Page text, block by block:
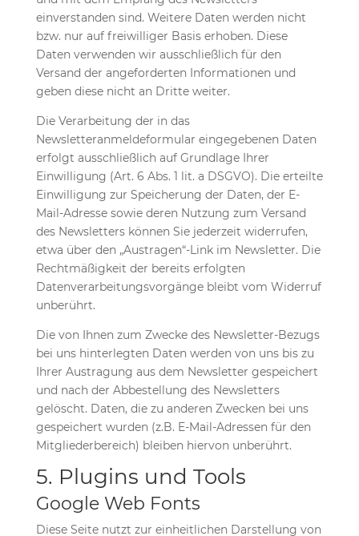
einverstanden sind. Weitere Daten werden nicht
bzw. nur auf freiwilliger Basis erhoben. Diese
Daten verwenden wir ausschließlich für den
Versand der angeforderten Informationen und
geben diese nicht an Dritte weiter.
Die Verarbeitung der in das
Newsletteranmeldeformular eingegebenen Daten
erfolgt ausschließlich auf Grundlage Ihrer
Einwilligung (Art. 6 Abs. 1 lit. a DSGVO). Die erteilte
Einwilligung zur Speicherung der Daten, der E-
Mail-Adresse sowie deren Nutzung zum Versand
des Newsletters können Sie jederzeit widerrufen,
etwa über den „Austragen“-Link im Newsletter. Die
Rechtmäßigkeit der bereits erfolgten
Datenverarbeitungsvorgänge bleibt vom Widerruf
unberührt.
Die von Ihnen zum Zwecke des Newsletter-Bezugs
bei uns hinterlegten Daten werden von uns bis zu
Ihrer Austragung aus dem Newsletter gespeichert
und nach der Abbestellung des Newsletters
gelöscht. Daten, die zu anderen Zwecken bei uns
gespeichert wurden (z.B. E-Mail-Adressen für den
Mitgliederbereich) bleiben hiervon unberührt.
5. Plugins und Tools
Google Web Fonts
Diese Seite nutzt zur einheitlichen Darstellung von